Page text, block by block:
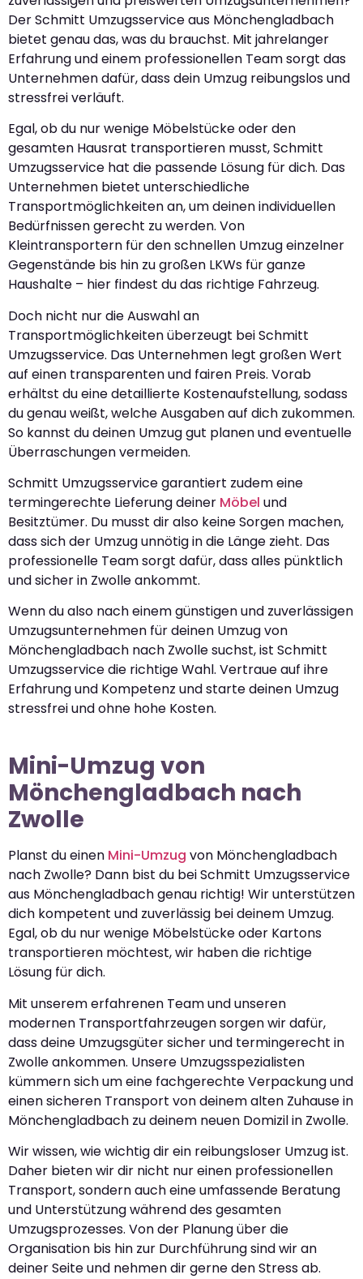
Der Schmitt Umzugsservice aus Mönchengladbach
bietet genau das, was du brauchst. Mit jahrelanger
Erfahrung und einem professionellen Team sorgt das
Unternehmen dafür, dass dein Umzug reibungslos und
stressfrei verläuft.
Egal, ob du nur wenige Möbelstücke oder den
gesamten Hausrat transportieren musst, Schmitt
Umzugsservice hat die passende Lösung für dich. Das
Unternehmen bietet unterschiedliche
Transportmöglichkeiten an, um deinen individuellen
Bedürfnissen gerecht zu werden. Von
Kleintransportern für den schnellen Umzug einzelner
Gegenstände bis hin zu großen LKWs für ganze
Haushalte – hier findest du das richtige Fahrzeug.
Doch nicht nur die Auswahl an
Transportmöglichkeiten überzeugt bei Schmitt
Umzugsservice. Das Unternehmen legt großen Wert
auf einen transparenten und fairen Preis. Vorab
erhältst du eine detaillierte Kostenaufstellung, sodass
du genau weißt, welche Ausgaben auf dich zukommen.
So kannst du deinen Umzug gut planen und eventuelle
Überraschungen vermeiden.
Schmitt Umzugsservice garantiert zudem eine
termingerechte Lieferung deiner Möbel und
Besitztümer. Du musst dir also keine Sorgen machen,
dass sich der Umzug unnötig in die Länge zieht. Das
professionelle Team sorgt dafür, dass alles pünktlich
und sicher in Zwolle ankommt.
Wenn du also nach einem günstigen und zuverlässigen
Umzugsunternehmen für deinen Umzug von
Mönchengladbach nach Zwolle suchst, ist Schmitt
Umzugsservice die richtige Wahl. Vertraue auf ihre
Erfahrung und Kompetenz und starte deinen Umzug
stressfrei und ohne hohe Kosten.
Mini-Umzug von
Mönchengladbach nach
Zwolle
Planst du einen Mini-Umzug von Mönchengladbach
nach Zwolle? Dann bist du bei Schmitt Umzugsservice
aus Mönchengladbach genau richtig! Wir unterstützen
dich kompetent und zuverlässig bei deinem Umzug.
Egal, ob du nur wenige Möbelstücke oder Kartons
transportieren möchtest, wir haben die richtige
Lösung für dich.
Mit unserem erfahrenen Team und unseren
modernen Transportfahrzeugen sorgen wir dafür,
dass deine Umzugsgüter sicher und termingerecht in
Zwolle ankommen. Unsere Umzugsspezialisten
kümmern sich um eine fachgerechte Verpackung und
einen sicheren Transport von deinem alten Zuhause in
Mönchengladbach zu deinem neuen Domizil in Zwolle.
Wir wissen, wie wichtig dir ein reibungsloser Umzug ist.
Daher bieten wir dir nicht nur einen professionellen
Transport, sondern auch eine umfassende Beratung
und Unterstützung während des gesamten
Umzugsprozesses. Von der Planung über die
Organisation bis hin zur Durchführung sind wir an
deiner Seite und nehmen dir gerne den Stress ab.